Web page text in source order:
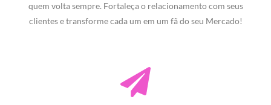
quem volta sempre. Fortaleça o relacionamento com seus
clientes e transforme cada um em um fã do seu Mercado!